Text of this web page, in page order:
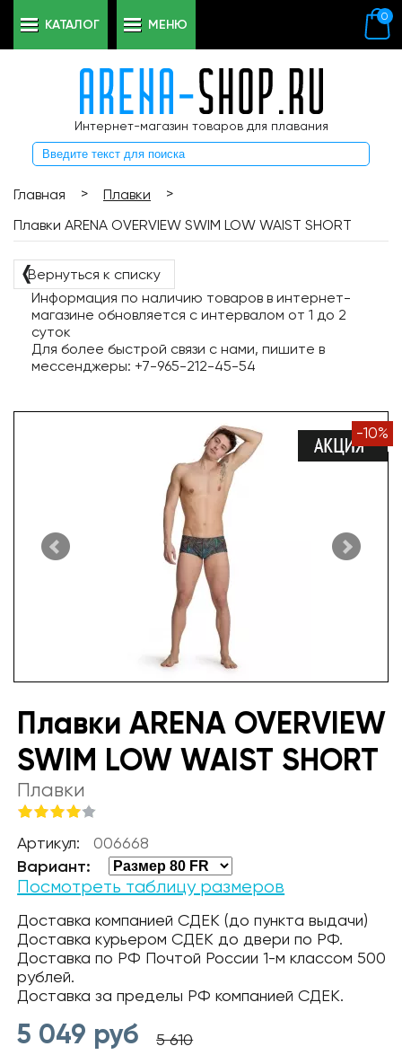
Интернет-магазин товаров для плавания
0
КАТАЛОГ МЕНЮ
Главная > Плавки
>
Плавки ARENA OVERVIEW SWIM LOW WAIST SHORT
❬Вернуться к списку
Информация по наличию товаров в интернет-
магазине обновляется с интервалом от 1 до 2
суток
Для более быстрой связи с нами, пишите в
мессенджеры: +7-965-212-45-54
-10%
Плавки ARENA OVERVIEW
SWIM LOW WAIST SHORT
Плавки
Артикул: 006668
Вариант:
Посмотреть таблицу размеров
Доставка компанией СДЕК (до пункта выдачи)
Доставка курьером СДЕК до двери по РФ.
Доставка по РФ Почтой России 1-м классом 500
рублей.
Доставка за пределы РФ компанией СДЕК.
5 049 руб 5 610